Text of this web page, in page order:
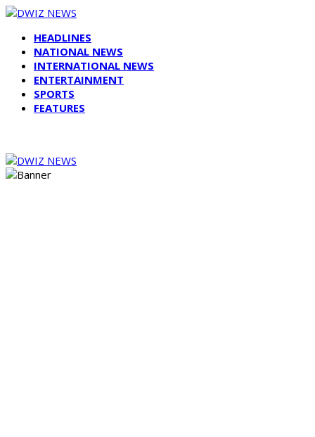
HEADLINES
NATIONAL NEWS
INTERNATIONAL NEWS
ENTERTAINMENT
SPORTS
FEATURES